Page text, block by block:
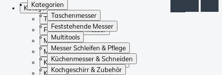
Kategorien
Taschenmesser
Feststehende Messer
Multitools
Messer Schleifen & Pflege
Küchenmesser & Schneiden
Kochgeschirr & Zubehör
Kategorien
Taschenmesser
Feststehende Messer
Multitools
Messer Schleifen & Pflege
Küchenmesser & Schneiden
Kochgeschirr & Zubehör